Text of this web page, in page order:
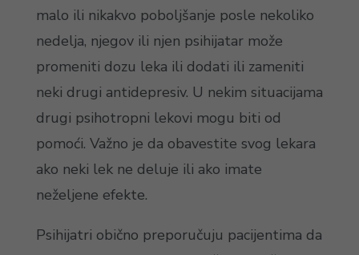
malo ili nikakvo poboljšanje posle nekoliko
nedelja, njegov ili njen psihijatar može
promeniti dozu leka ili dodati ili zameniti
neki drugi antidepresiv. U nekim situacijama
drugi psihotropni lekovi mogu biti od
pomoći. Važno je da obavestite svog lekara
ako neki lek ne deluje ili ako imate
neželjene efekte.
Psihijatri obično preporučuju pacijentima da